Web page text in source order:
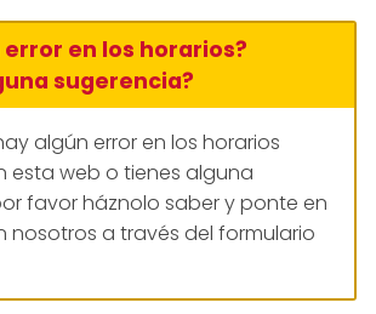
error en los horarios?
sugerencia?
algún error en los horarios
esta web o tienes alguna
favor háznolo saber y ponte en
a través del formulario